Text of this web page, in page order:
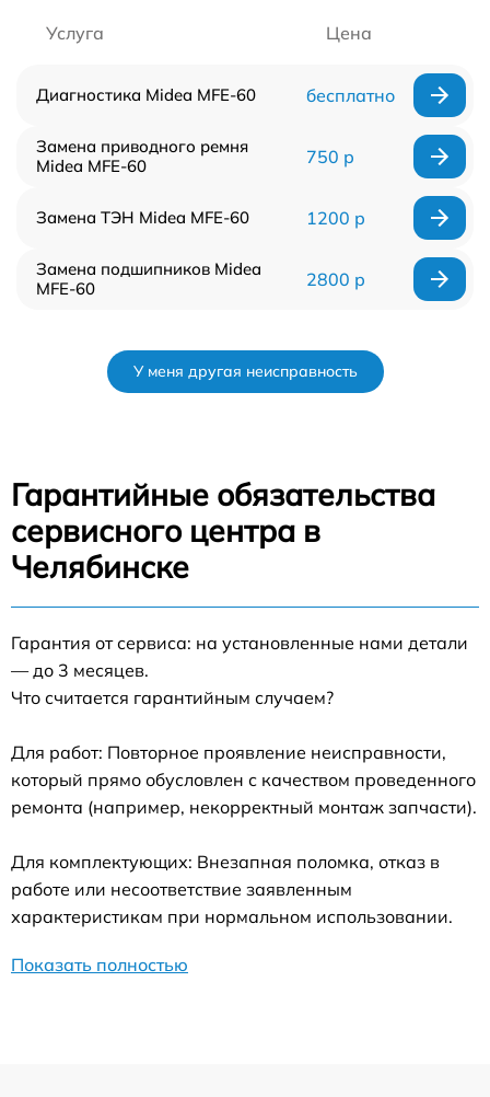
Услуга Цена
Диагностика Midea MFE-60 бесплатно
Замена приводного ремня
Midea MFE-60
750 р
Замена ТЭН Midea MFE-60 1200 р
Замена подшипников Midea
MFE-60
2800 р
У меня другая неисправность
Гарантийные обязательства
сервисного центра в
Челябинске
Гарантия от сервиса: на установленные нами детали
— до 3 месяцев.
Что считается гарантийным случаем?
Для работ: Повторное проявление неисправности,
который прямо обусловлен с качеством проведенного
ремонта (например, некорректный монтаж запчасти).
Для комплектующих: Внезапная поломка, отказ в
работе или несоответствие заявленным
характеристикам при нормальном использовании.
Показать полностью